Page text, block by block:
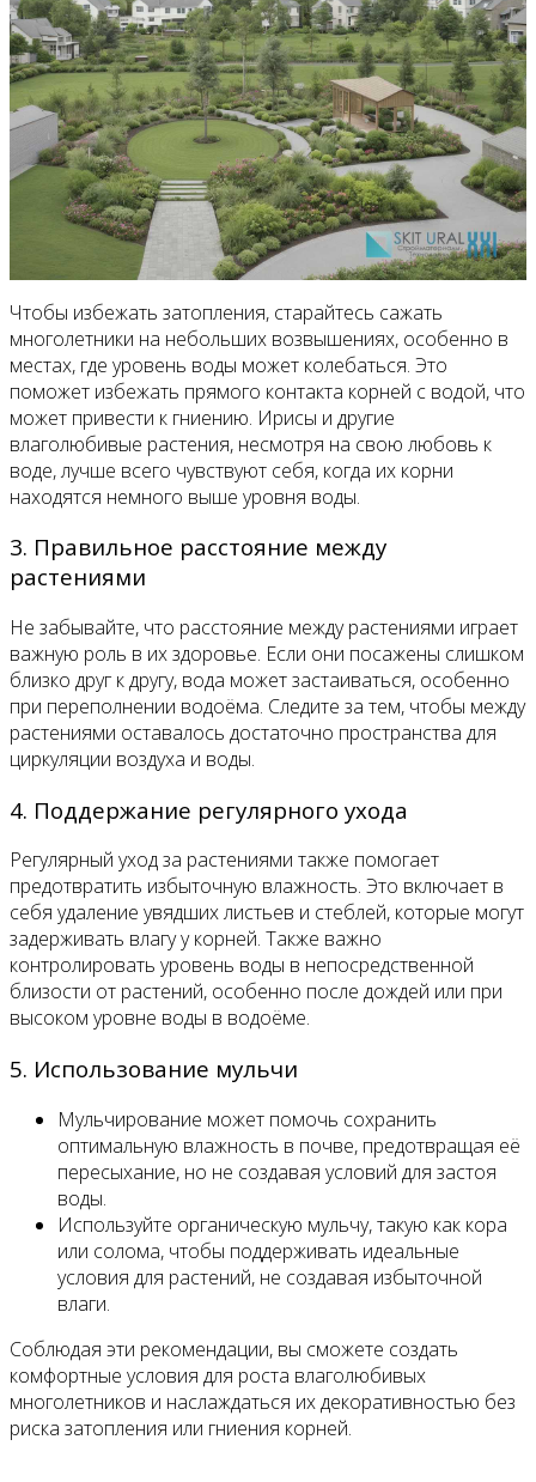
Чтобы избежать затопления, старайтесь сажать
многолетники на небольших возвышениях, особенно в
местах, где уровень воды может колебаться. Это
поможет избежать прямого контакта корней с водой, что
может привести к гниению. Ирисы и другие
влаголюбивые растения, несмотря на свою любовь к
воде, лучше всего чувствуют себя, когда их корни
находятся немного выше уровня воды.
3. Правильное расстояние между
растениями
Не забывайте, что расстояние между растениями играет
важную роль в их здоровье. Если они посажены слишком
близко друг к другу, вода может застаиваться, особенно
при переполнении водоёма. Следите за тем, чтобы между
растениями оставалось достаточно пространства для
циркуляции воздуха и воды.
4. Поддержание регулярного ухода
Регулярный уход за растениями также помогает
предотвратить избыточную влажность. Это включает в
себя удаление увядших листьев и стеблей, которые могут
задерживать влагу у корней. Также важно
контролировать уровень воды в непосредственной
близости от растений, особенно после дождей или при
высоком уровне воды в водоёме.
5. Использование мульчи
Мульчирование может помочь сохранить
оптимальную влажность в почве, предотвращая её
пересыхание, но не создавая условий для застоя
воды.
Используйте органическую мульчу, такую как кора
или солома, чтобы поддерживать идеальные
условия для растений, не создавая избыточной
влаги.
Соблюдая эти рекомендации, вы сможете создать
комфортные условия для роста влаголюбивых
многолетников и наслаждаться их декоративностью без
риска затопления или гниения корней.